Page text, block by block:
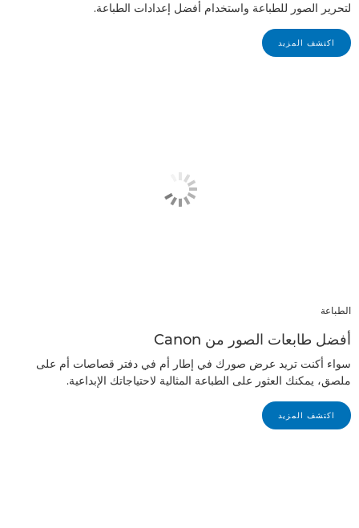
لتحرير الصور للطباعة واستخدام أفضل إعدادات الطباعة.
اكتشف المزيد
الطباعة
أفضل طابعات الصور من Canon
سواء أكنت تريد عرض صورك في إطار أم في دفتر قصاصات أم على
ملصق، يمكنك العثور على الطباعة المثالية لاحتياجاتك الإبداعية.
اكتشف المزيد